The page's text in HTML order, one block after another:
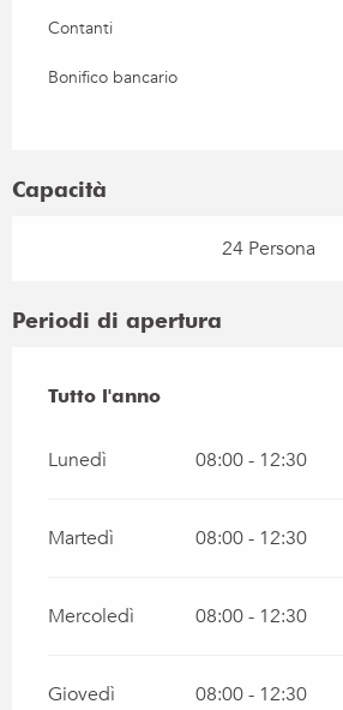
Contanti
Bonifico bancario
Capacità
24 Persona
Periodi di apertura
Tutto l'anno
Tutto l'anno
Lunedì 08:00 - 12:30
Martedì 08:00 - 12:30
Mercoledì 08:00 - 12:30
Giovedì 08:00 - 12:30